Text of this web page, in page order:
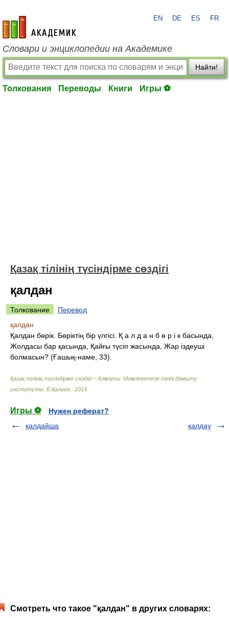
academic.ru
EN DE ES FR
Словари и энциклопедии на Академике
Найти!
Толкования Переводы Книги Игры ⚽
Қазақ тілінің түсіндірме сөздігі
қалдан
Толкование
Перевод
қалдан
Қалдан бөрік. Бөріктің бір үлгісі. Қ а л д а н б ө р і к басында,
Жолдасы бар қасында, Қайғы түсіп жасында, Жар іздеуші
болмасын? (Ғашық-наме, 33).
Қазақ тілінің түсіндірме сөздігі – Алматы: Мемлекеттік тілді дамыту
институты Б.Қалиев. 2014
Игры ⚽
Нужен реферат?
қалдайша
қалдау
Смотреть что такое "қалдан" в других словарях: